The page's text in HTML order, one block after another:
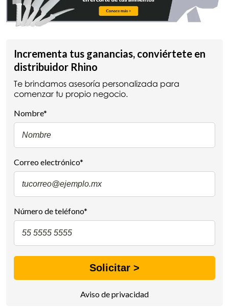
Incrementa tus ganancias, conviértete en
distribuidor Rhino
Te brindamos asesoría personalizada para
comenzar tu propio negocio.
Nombre*
Correo electrónico*
Número de teléfono*
Aviso de privacidad